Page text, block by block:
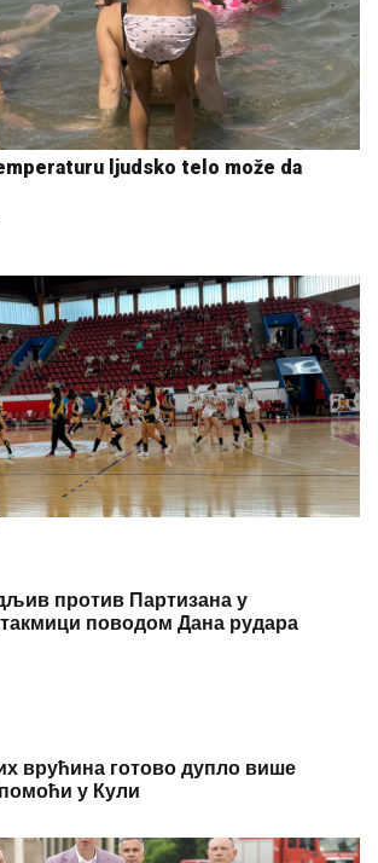
ljudsko telo može da
против Партизана у
поводом Дана рудара
врућина готово дупло више
у Кули